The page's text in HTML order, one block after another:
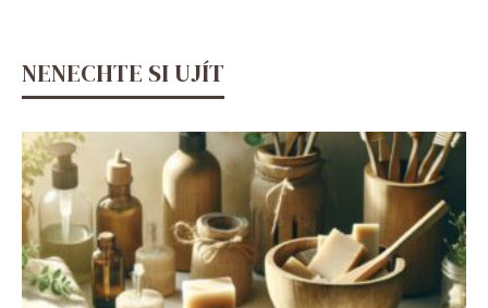
NENECHTE SI UJÍT